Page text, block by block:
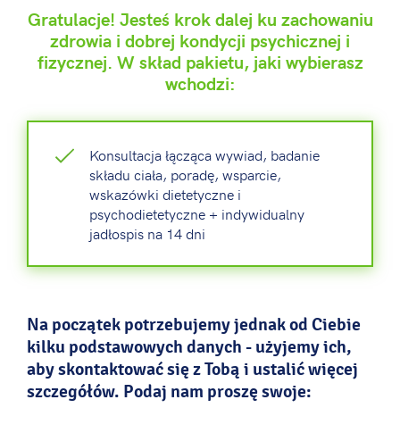
Gratulacje! Jesteś krok dalej ku zachowaniu
zdrowia i dobrej kondycji psychicznej i
fizycznej. W skład pakietu, jaki wybierasz
wchodzi:
Konsultacja łącząca wywiad, badanie
składu ciała, poradę, wsparcie,
wskazówki dietetyczne i
psychodietetyczne + indywidualny
jadłospis na 14 dni
Na początek potrzebujemy jednak od Ciebie
kilku podstawowych danych - użyjemy ich,
aby skontaktować się z Tobą i ustalić więcej
szczegółów. Podaj nam proszę swoje: